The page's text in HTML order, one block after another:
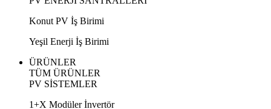
Konut PV İş Birimi
Yeşil Enerji İş Birimi
ÜRÜNLER
TÜM ÜRÜNLER
PV SİSTEMLER
1+X Modüler İnvertör